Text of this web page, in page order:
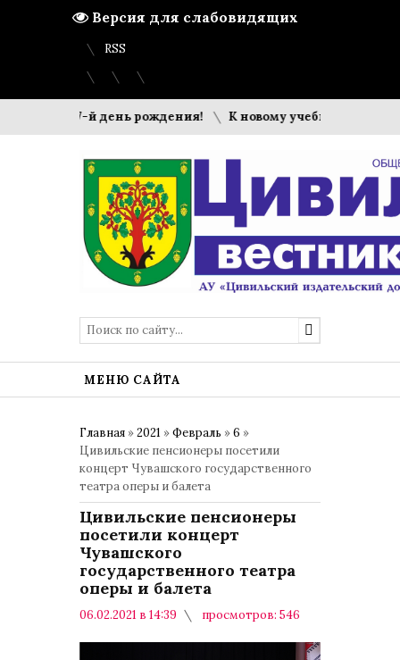
Версия для слабовидящих
Вход Регистрация
Карта сайта
RSS
437-й день рождения! К новому учебному году готовы
МЕНЮ САЙТА
Главная »2021 »Февраль »6 »
Цивильские пенсионеры посетили
концерт Чувашского государственного
театра оперы и балета
Цивильские пенсионеры
посетили концерт
Чувашского
государственного театра
оперы и балета
06.02.2021 в 14:39
просмотров: 546